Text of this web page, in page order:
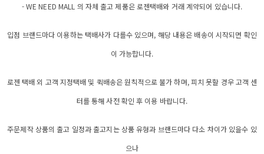
- WE NEED MALL 의 자체 출고 제품은 로젠택배와 거래 계약되어 있습니다.
입점 브랜드마다 이용하는 택배사가 다를수 있으며, 해당 내용은 배송이 시작되면 확인
이 가능합니다.
로젠 택배 외 고객 지정택배 및 퀵배송은 원칙적으로 불가 하며, 피치 못할 경우 고객 센
터를 통해 사전 확인 후 이용 바랍니다.
주문제작 상품의 출고 일정과 출고지는 상품 유형과 브랜드마다 다소 차이가 있을수 있
으나